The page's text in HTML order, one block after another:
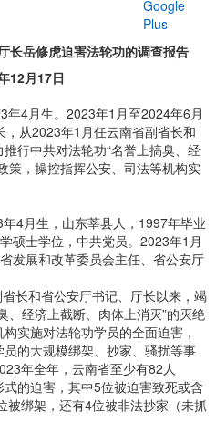
长岳修虎迫害法轮功的调查报告
12月17日
年4月生。2023年1月至2024年6月
，从2023年1月任云南省副省长和
行中共对法轮功“名誉上搞臭、经
策，操控指挥公安、司法等机构实
年4月生，山东莘县人，1997年毕业
硕士学位，中共党员。2023年1月
省发展和改革委员会主任、省公安厅
长和省公安厅书记、厅长以来，竭
、经济上截断、肉体上消灭”的灭绝
实施对法轮功学员的全面迫害，
的大规模绑架、抄家、骚扰等事
年全年，云南省至少有82人
式的迫害，其中5位被迫害致死或含
被绑架，还有4位被非法抄家（未抓